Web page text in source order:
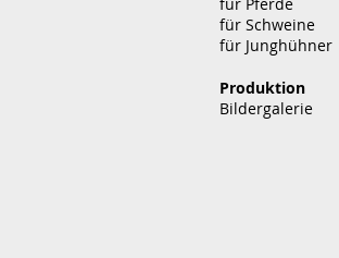
für Schweine
für Junghühner
Produktion
Bildergalerie